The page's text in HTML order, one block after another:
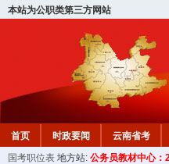
本站为公职类第三方网站
首页 时政要闻 云南省考
国考职位表 地方站: 公务员教材中心：